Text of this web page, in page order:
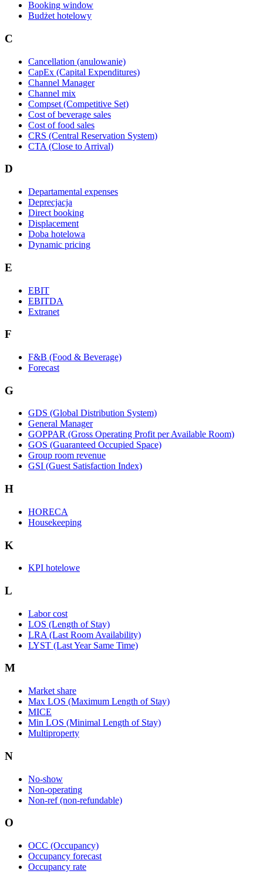
Booking window
Budżet hotelowy
C
Cancellation (anulowanie)
CapEx (Capital Expenditures)
Channel Manager
Channel mix
Compset (Competitive Set)
Cost of beverage sales
Cost of food sales
CRS (Central Reservation System)
CTA (Close to Arrival)
D
Departamental expenses
Deprecjacja
Direct booking
Displacement
Doba hotelowa
Dynamic pricing
E
EBIT
EBITDA
Extranet
F
F&B (Food & Beverage)
Forecast
G
GDS (Global Distribution System)
General Manager
GOPPAR (Gross Operating Profit per Available Room)
GOS (Guaranteed Occupied Space)
Group room revenue
GSI (Guest Satisfaction Index)
H
HORECA
Housekeeping
K
KPI hotelowe
L
Labor cost
LOS (Length of Stay)
LRA (Last Room Availability)
LYST (Last Year Same Time)
M
Market share
Max LOS (Maximum Length of Stay)
MICE
Min LOS (Minimal Length of Stay)
Multiproperty
N
No-show
Non-operating
Non-ref (non-refundable)
O
OCC (Occupancy)
Occupancy forecast
Occupancy rate